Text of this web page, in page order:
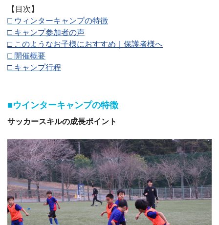
【目次】
□ ウィンターキャンプの特徴
□ キャンプ参加者の声
□ このようなお子様におすすめ｜ 保護者様へ
□ 開催概要
□ キャンプ行程
■ウインターキャンプの特徴
サッカースキルの成長ポイント